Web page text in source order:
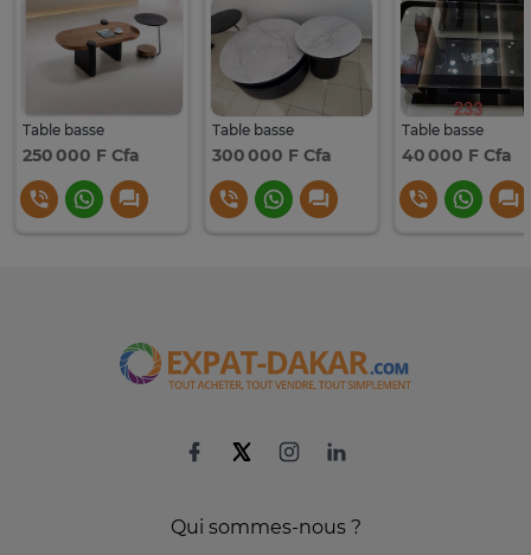
Table basse
250 000 F Cfa
Table basse
300 000 F Cfa
Table basse
40 000 F Cfa
Qui sommes-nous ?